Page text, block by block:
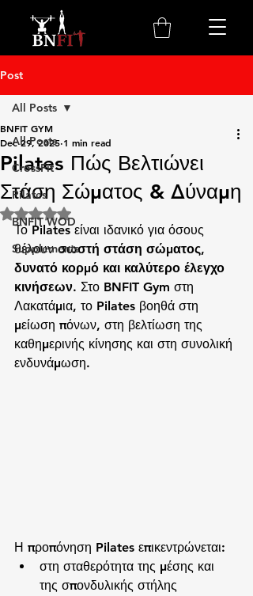
Post
All Posts
CrossFit
Pilates
BNFIT WOD
Supplements
All Posts
Pilates Πώς Βελτιώνει
Στάση Σώματος & Δύναμη
BNFIT GYM
Dec 29, 2025 1 min read
Rated NaN out of 5 stars.
Το Pilates είναι ιδανικό για όσους
θέλουν σωστή στάση σώματος,
δυνατό κορμό και καλύτερο έλεγχο
κινήσεων. Στο BNFIT Gym στη
Λακατάμια, το Pilates βοηθά στη
μείωση πόνων, στη βελτίωση της
καθημερινής κίνησης και στη συνολική
ενδυνάμωση.
Η προπόνηση Pilates επικεντρώνεται:
στη σταθερότητα της μέσης και
της σπονδυλικής στήλης